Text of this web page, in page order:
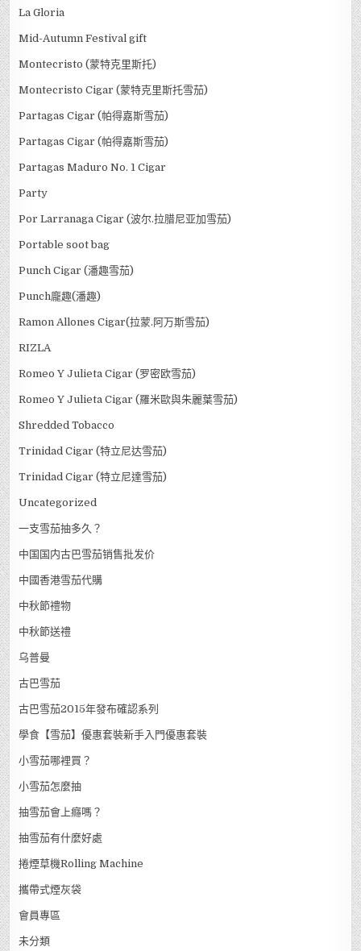
La Gloria
Mid-Autumn Festival gift
Montecristo (蒙特克里斯托)
Montecristo Cigar (蒙特克里斯托雪茄)
Partagas Cigar (帕得嘉斯雪茄)
Partagas Cigar (帕得嘉斯雪茄)
Partagas Maduro No. 1 Cigar
Party
Por Larranaga Cigar (波尔.拉腊尼亚加雪茄)
Portable soot bag
Punch Cigar (潘趣雪茄)
Punch龐趣(潘趣)
Ramon Allones Cigar(拉蒙.阿万斯雪茄)
RIZLA
Romeo Y Julieta Cigar (罗密欧雪茄)
Romeo Y Julieta Cigar (羅米歐與朱麗葉雪茄)
Shredded Tobacco
Trinidad Cigar (特立尼达雪茄)
Trinidad Cigar (特立尼達雪茄)
Uncategorized
一支雪茄抽多久？
中国国内古巴雪茄销售批发价
中國香港雪茄代購
中秋節禮物
中秋節送禮
乌普曼
古巴雪茄
古巴雪茄2015年發布確認系列
學食【雪茄】優惠套裝新手入門優惠套裝
小雪茄哪裡買？
小雪茄怎麼抽
抽雪茄會上癮嗎？
抽雪茄有什麼好處
捲煙草機Rolling Machine
攜帶式煙灰袋
會員專區
未分類